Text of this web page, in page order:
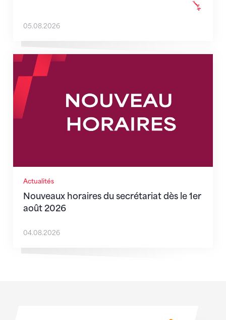
05.08.2026
Actualités
Nouveaux horaires du secrétariat dès le 1er
août 2026
Nouveaux horaires du secrétariat dès le 1er août
04.08.2026